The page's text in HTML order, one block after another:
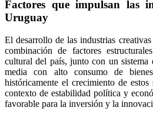
Factores que impulsan las
Uruguay
El desarrollo de las industrias
combinación de factores
cultural del país, junto con un sistema
media con alto consumo de
históricamente el crecimiento de
contexto de estabilidad política y
favorable para la inversión y la